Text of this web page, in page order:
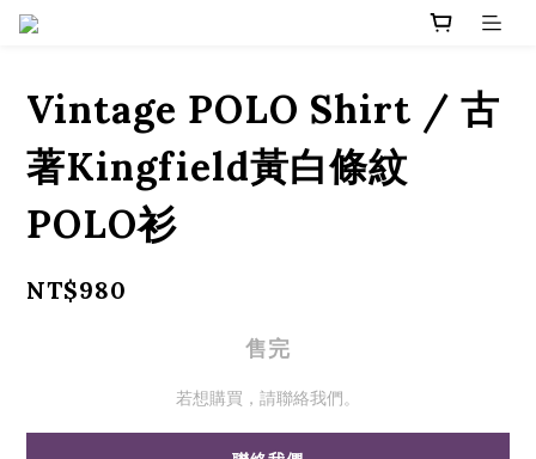
Vintage POLO Shirt / 古
著Kingfield黃白條紋
POLO衫
NT$980
售完
若想購買，請聯絡我們。